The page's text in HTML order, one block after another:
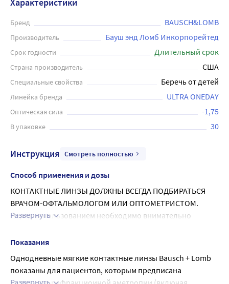
Бренд BAUSCH&LOMB
Производитель Бауш энд Ломб Инкорпорейтед
Срок годности Длительный срок
Страна производитель США
Специальные свойства Беречь от детей
Линейка бренда ULTRA ONEDAY
Оптическая сила -1,75
В упаковке 30
Инструкция Смотреть полностью
Способ применения и дозы
КОНТАКТНЫЕ ЛИНЗЫ ДОЛЖНЫ ВСЕГДА ПОДБИРАТЬСЯ
ВРАЧОМ-ОФТАЛЬМОЛОГОМ ИЛИ ОПТОМЕТРИСТОМ.
Перед использованием необходимо внимательно
ЛИЧНАЯ ГИГИЕНА И ОБРАБОТКА ЛИНЗ ПОДГОТОВКА
• Пренде чем касаться линз, обязательно тщательно
вымойте руки с неагрессивным мылом, полностью
Развернуть
Показания
Однодневные мягкие контактные линзы Bausch + Lomb
показаны для пациентов, которым предписана
Развернуть